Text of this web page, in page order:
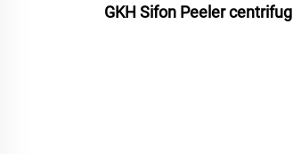
GKH Sifon Peeler centrifug